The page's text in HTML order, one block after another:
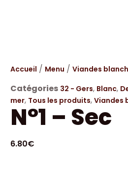
Accueil / Menu / Viandes
Catégories 32 - Gers, Blanc,
mer, Tous les produits, Viandes
N°1 – Sec
6.80€